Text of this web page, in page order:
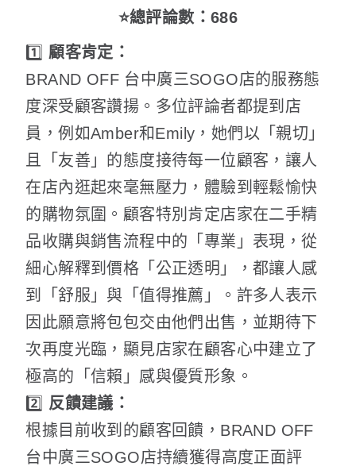
⭐總評論數：686
1️⃣ 顧客肯定：
BRAND OFF 台中廣三SOGO店的服務態
度深受顧客讚揚。多位評論者都提到店
員，例如Amber和Emily，她們以「親切」
且「友善」的態度接待每一位顧客，讓人
在店內逛起來毫無壓力，體驗到輕鬆愉快
的購物氛圍。顧客特別肯定店家在二手精
品收購與銷售流程中的「專業」表現，從
細心解釋到價格「公正透明」，都讓人感
到「舒服」與「值得推薦」。許多人表示
因此願意將包包交由他們出售，並期待下
次再度光臨，顯見店家在顧客心中建立了
極高的「信賴」感與優質形象。
2️⃣ 反饋建議：
根據目前收到的顧客回饋，BRAND OFF
台中廣三SOGO店持續獲得高度正面評